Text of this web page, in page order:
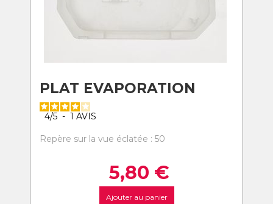
PLAT EVAPORATION
4/5 - 1 AVIS
Repère sur la vue éclatée : 50
5,80 €
Ajouter au panier